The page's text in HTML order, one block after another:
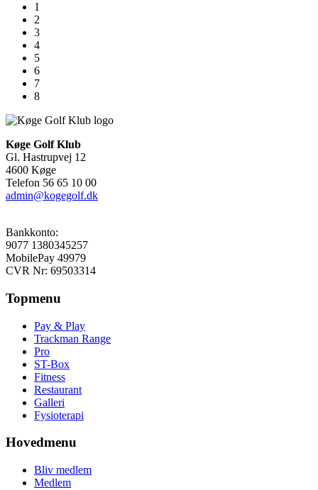
1
2
3
4
5
6
7
8
Køge Golf Klub
Gl. Hastrupvej 12
4600 Køge
Telefon 56 65 10 00
admin@kogegolf.dk
Bankkonto:
9077 1380345257
MobilePay 49979
CVR Nr: 69503314
Topmenu
Pay & Play
Trackman Range
Pro
ST-Box
Fitness
Restaurant
Galleri
Fysioterapi
Hovedmenu
Bliv medlem
Medlem